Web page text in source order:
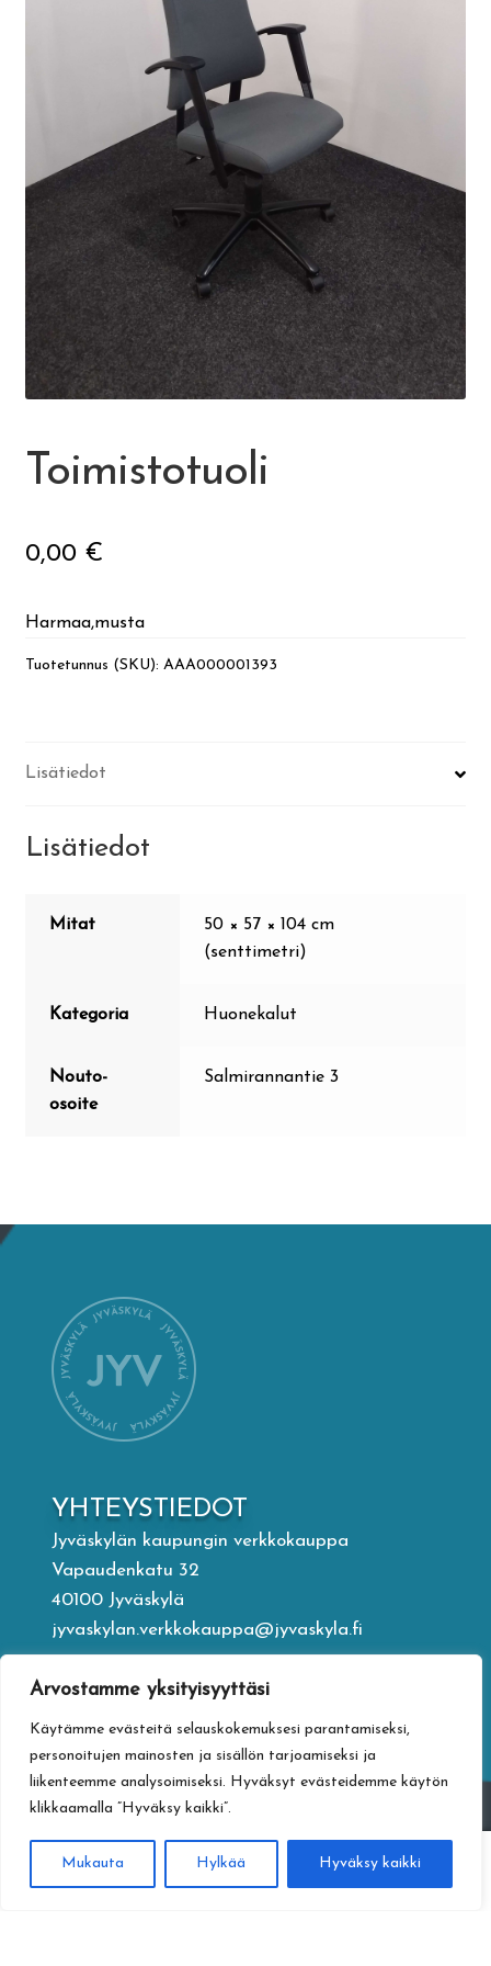
Arvostamme yksityisyyttäsi
Käytämme evästeitä selauskokemuksesi parantamiseksi,
personoitujen mainosten ja sisällön tarjoamiseksi ja
liikenteemme analysoimiseksi. Hyväksyt evästeidemme käytön
klikkaamalla ”Hyväksy kaikki”.
Mukauta Hylkää Hyväksy kaikki
Ateria- ja välipalamaksut
Taideapteekki
Kirjasto
Visit Jyvaskyla Region
Valon Kaupunki
Lasten Lysti & LystiKylä-festivaali
Toimistotuoli
0,00 €
Harmaa,musta
Tuotetunnus (SKU): AAA000001393
Lisätiedot
Lisätiedot
Mitat
50 × 57 × 104 cm
(senttimetri)
Kategoria Huonekalut
Nouto-
osoite
Salmirannantie 3
YHTEYSTIEDOT
Jyväskylän kaupungin verkkokauppa
Vapaudenkatu 32
40100 Jyväskylä
jyvaskylan.verkkokauppa@jyvaskyla.fi
TIETOTURVA
Tietosuojaseloste
Toimitusehdot
Saavutettavuusseloste
Tietoa maksamisesta
Etsi:
Haku
0